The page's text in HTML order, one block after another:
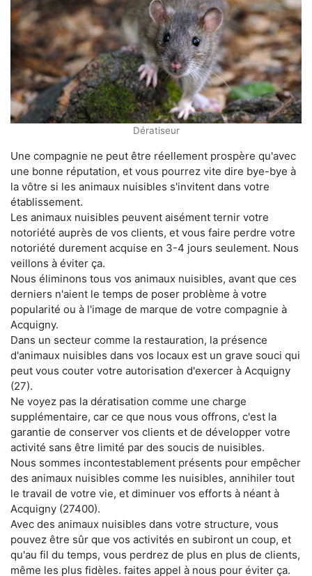
Dératiseur
Une compagnie ne peut être réellement prospère qu'avec
une bonne réputation, et vous pourrez vite dire bye-bye à
la vôtre si les animaux nuisibles s'invitent dans votre
établissement.
Les animaux nuisibles peuvent aisément ternir votre
notoriété auprès de vos clients, et vous faire perdre votre
notoriété durement acquise en 3-4 jours seulement. Nous
veillons à éviter ça.
Nous éliminons tous vos animaux nuisibles, avant que ces
derniers n'aient le temps de poser problème à votre
popularité ou à l'image de marque de votre compagnie à
Acquigny.
Dans un secteur comme la restauration, la présence
d'animaux nuisibles dans vos locaux est un grave souci qui
peut vous couter votre autorisation d'exercer à Acquigny
(27).
Ne voyez pas la dératisation comme une charge
supplémentaire, car ce que nous vous offrons, c'est la
garantie de conserver vos clients et de développer votre
activité sans être limité par des soucis de nuisibles.
Nous sommes incontestablement présents pour empêcher
des animaux nuisibles comme les nuisibles, annihiler tout
le travail de votre vie, et diminuer vos efforts à néant à
Acquigny (27400).
Avec des animaux nuisibles dans votre structure, vous
pouvez être sûr que vos activités en subiront un coup, et
qu'au fil du temps, vous perdrez de plus en plus de clients,
même les plus fidèles. faites appel à nous pour éviter ça.